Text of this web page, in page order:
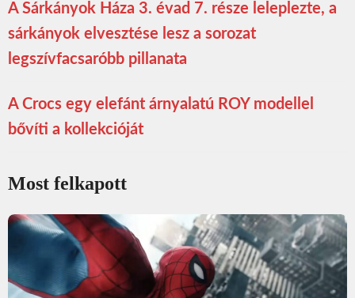
A Sárkányok Háza 3. évad 7. része leleplezte, a
sárkányok elvesztése lesz a sorozat
legszívfacsaróbb pillanata
A Crocs egy elefánt árnyalatú ROY modellel
bővíti a kollekcióját
Most felkapott